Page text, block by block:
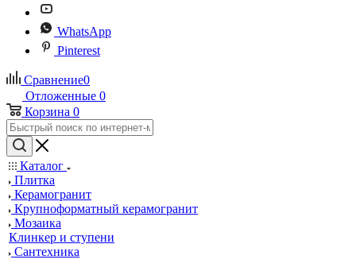
WhatsApp
Pinterest
Сравнение0
Отложенные 0
Корзина 0
Каталог
Плитка
Керамогранит
Крупноформатный керамогранит
Мозаика
Клинкер и ступени
Сантехника